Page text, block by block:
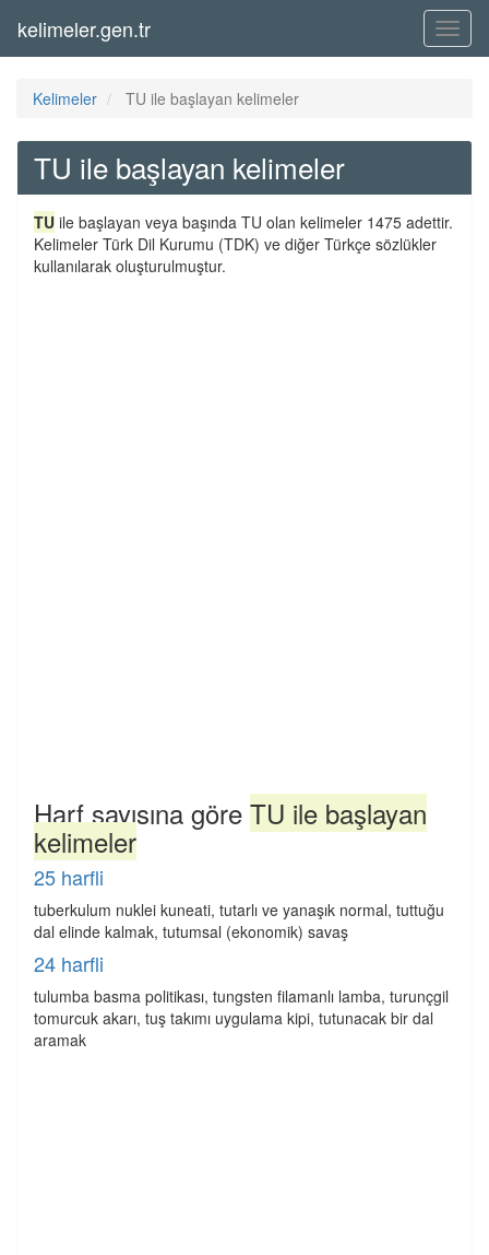
Menü
kelimeler.gen.tr
Kelimeler TU ile başlayan kelimeler
TU ile başlayan kelimeler
TU ile başlayan veya başında TU olan kelimeler 1475 adettir.
Kelimeler Türk Dil Kurumu (TDK) ve diğer Türkçe sözlükler
kullanılarak oluşturulmuştur.
Harf sayısına göre TU ile başlayan
kelimeler
25 harfli
tuberkulum nuklei kuneati, tutarlı ve yanaşık normal, tuttuğu
dal elinde kalmak, tutumsal (ekonomik) savaş
24 harfli
tulumba basma politikası, tungsten filamanlı lamba, turunçgil
tomurcuk akarı, tuş takımı uygulama kipi, tutunacak bir dal
aramak